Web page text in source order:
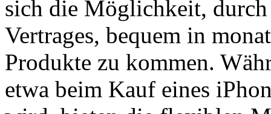
sich die Möglichkeit,
Vertrages, bequem in
Produkte zu kommen.
etwa beim Kauf eines